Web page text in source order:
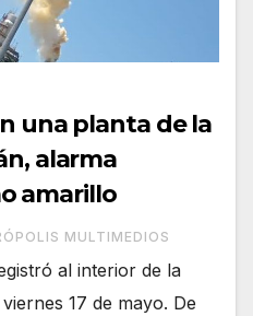
una planta de la
alarma
amarillo
MULTIMEDIOS
al interior de la
17 de mayo. De